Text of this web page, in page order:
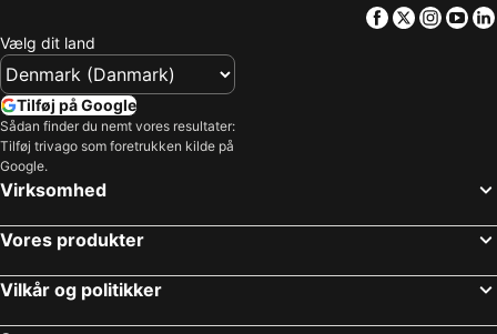
Facebook
Twitter
Vælg dit land
Tilføj på Google
Sådan finder du nemt vores resultater:
Tilføj trivago som foretrukken kilde på
Google.
Virksomhed
Vores produkter
Vilkår og politikker